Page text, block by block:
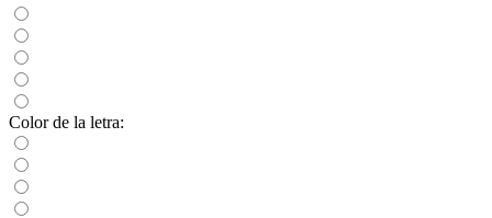
Color de la letra: